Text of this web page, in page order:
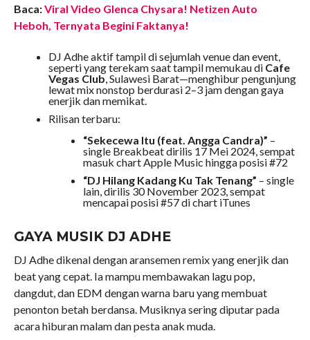
Baca:Viral Video Glenca Chysara! Netizen Auto
Heboh, Ternyata Begini Faktanya!
DJ Adhe aktif tampil di sejumlah venue dan event,
seperti yang terekam saat tampil memukau di Cafe
Vegas Club, Sulawesi Barat—menghibur pengunjung
lewat mix nonstop berdurasi 2–3 jam dengan gaya
enerjik dan memikat.
Rilisan terbaru:
“Sekecewa Itu (feat. Angga Candra)” –
single Breakbeat dirilis 17 Mei 2024, sempat
masuk chart Apple Music hingga posisi #72
“DJ Hilang Kadang Ku Tak Tenang” – single
lain, dirilis 30 November 2023, sempat
mencapai posisi #57 di chart iTunes
GAYA MUSIK DJ ADHE
DJ Adhe dikenal dengan aransemen remix yang enerjik dan
beat yang cepat. Ia mampu membawakan lagu pop,
dangdut, dan EDM dengan warna baru yang membuat
penonton betah berdansa. Musiknya sering diputar pada
acara hiburan malam dan pesta anak muda.